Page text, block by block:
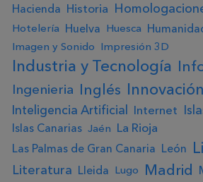
Hacienda Historia
Hotelería Huelva Huesca
Imagen y Sonido Impresión 3D
Industria y Tecnología
Ingenieria Inglés Innovación
Inteligencia Artificial Internet
Islas Canarias Jaén La Rioja
Las Palmas de Gran Canaria León
Literatura Lleida Lugo Madrid